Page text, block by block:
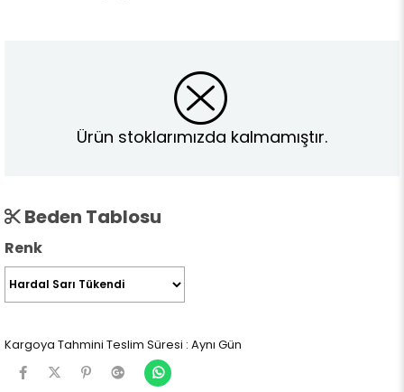
Ürün stoklarımızda kalmamıştır.
Beden Tablosu
Renk
Kargoya Tahmini Teslim Süresi : Aynı Gün